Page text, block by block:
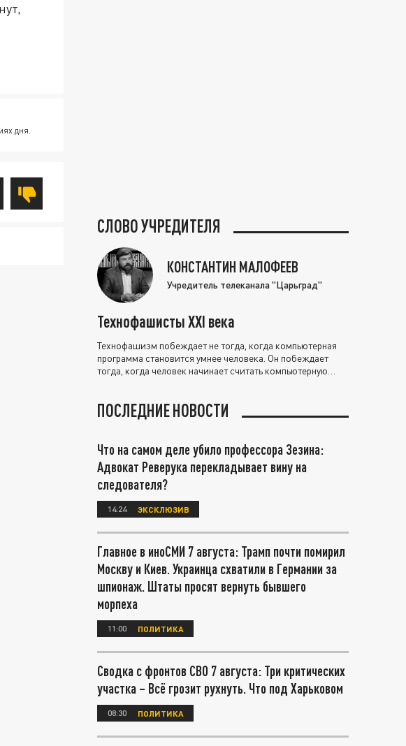
дня.
СЛОВО УЧРЕДИТЕЛЯ
КОНСТАНТИН МАЛОФЕЕВ
Учредитель телеканала "Царьград"
Технофашисты XXI века
Технофашизм побеждает не тогда, когда компьютерная
программа становится умнее человека. Он побеждает
тогда, когда человек начинает считать компьютерную
ПОСЛЕДНИЕ НОВОСТИ
Что на самом деле убило профессора Зезина:
Адвокат Реверука перекладывает вину на
следователя?
14:24 ЭКСКЛЮЗИВ
Главное в иноСМИ 7 августа: Трамп почти помирил
Москву и Киев. Украинца схватили в Германии за
шпионаж. Штаты просят вернуть бывшего
морпеха
11:00 ПОЛИТИКА
Сводка с фронтов СВО 7 августа: Три критических
участка – Всё грозит рухнуть. Что под Харьковом
08:30 ПОЛИТИКА